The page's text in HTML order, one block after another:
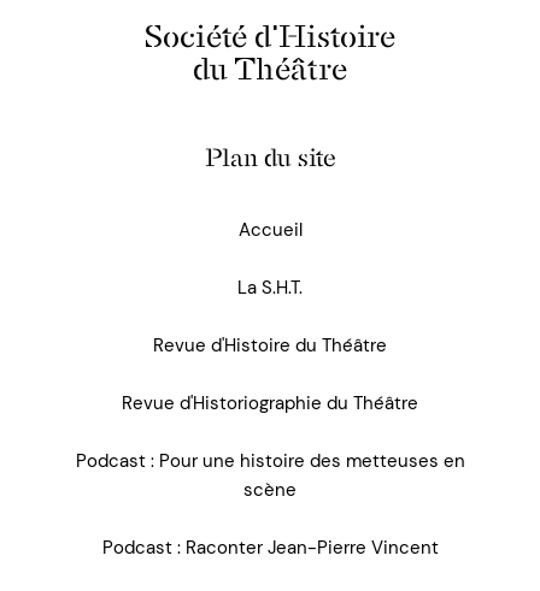
Société d'Histoire
du Théâtre
Plan du site
Accueil
La S.H.T.
Revue d'Histoire du Théâtre
Revue d'Historiographie du Théâtre
Podcast : Pour une histoire des metteuses en
scène
Podcast : Raconter Jean-Pierre Vincent